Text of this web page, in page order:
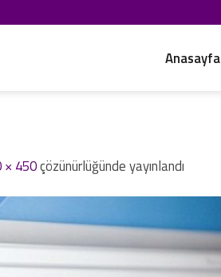
Anasayfa
× 450çözünürlüğünde yayınlandı